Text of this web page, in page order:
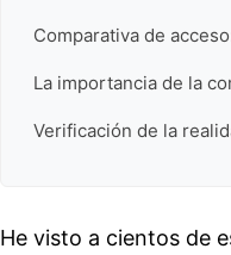
Comparativa de
La importancia de la
Verificación de la
He visto a cientos de